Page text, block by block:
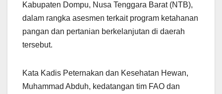
Kabupaten Dompu, Nusa Tenggara Barat (NTB),
dalam rangka asesmen terkait program ketahanan
pangan dan pertanian berkelanjutan di daerah
tersebut.
Kata Kadis Peternakan dan Kesehatan Hewan,
Muhammad Abduh, kedatangan tim FAO dan